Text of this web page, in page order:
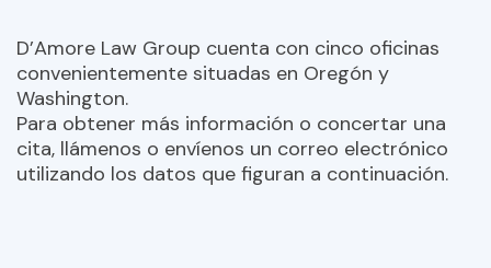
D’Amore Law Group cuenta con cinco oficinas
convenientemente situadas en Oregón y
Washington.
Para obtener más información o concertar una
cita, llámenos o envíenos un correo electrónico
utilizando los datos que figuran a continuación.